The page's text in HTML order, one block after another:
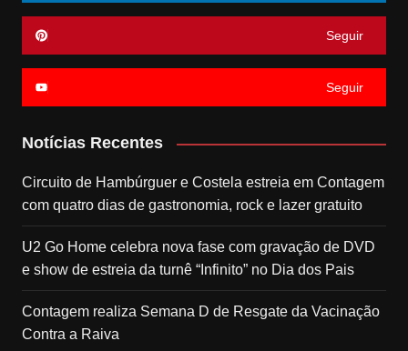
Seguir
Seguir
Notícias Recentes
Circuito de Hambúrguer e Costela estreia em Contagem
com quatro dias de gastronomia, rock e lazer gratuito
U2 Go Home celebra nova fase com gravação de DVD
e show de estreia da turnê “Infinito” no Dia dos Pais
Contagem realiza Semana D de Resgate da Vacinação
Contra a Raiva